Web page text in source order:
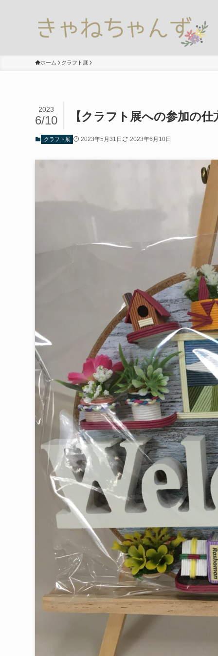
ホーム クラフト展
【クラフト展への参加の
2023
6/10
クラフト展 2023年5月31日 2023年6月10日